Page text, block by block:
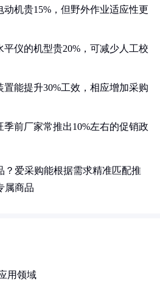
动机贵15%，但野外作业适应性更
平仪的机型贵20%，可减少人工校
置能提升30%工效，相应增加采购
季前厂家常推出10%左右的促销政
？爱采购能根据需求精准匹配推
属商品
用领域